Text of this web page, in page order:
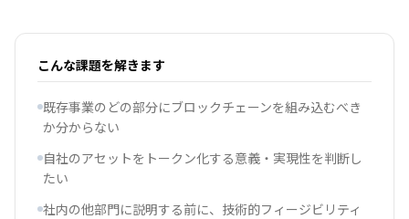
こんな課題を解きます
既存事業のどの部分にブロックチェーンを組み込むべき
か分からない
自社のアセットをトークン化する意義・実現性を判断し
たい
社内の他部門に説明する前に、技術的フィージビリティ